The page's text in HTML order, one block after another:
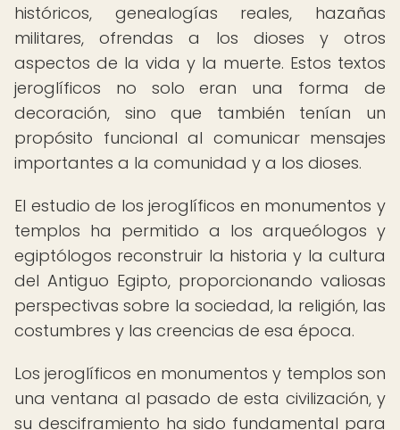
históricos, genealogías reales, hazañas
militares, ofrendas a los dioses y otros
aspectos de la vida y la muerte. Estos textos
jeroglíficos no solo eran una forma de
decoración, sino que también tenían un
propósito funcional al comunicar mensajes
importantes a la comunidad y a los dioses.
El estudio de los jeroglíficos en monumentos y
templos ha permitido a los arqueólogos y
egiptólogos reconstruir la historia y la cultura
del Antiguo Egipto, proporcionando valiosas
perspectivas sobre la sociedad, la religión, las
costumbres y las creencias de esa época.
Los jeroglíficos en monumentos y templos son
una ventana al pasado de esta civilización, y
su desciframiento ha sido fundamental para